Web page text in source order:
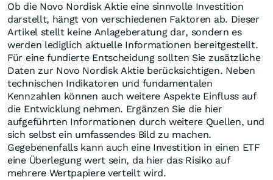
Ob die Novo Nordisk Aktie eine sinnvolle Investition
darstellt, hängt von verschiedenen Faktoren ab. Dieser
Artikel stellt keine Anlageberatung dar, sondern es
werden lediglich aktuelle Informationen bereitgestellt.
Für eine fundierte Entscheidung sollten Sie zusätzliche
Daten zur Novo Nordisk Aktie berücksichtigen. Neben
technischen Indikatoren und fundamentalen
Kennzahlen können auch weitere Aspekte Einfluss auf
die Entwicklung nehmen. Ergänzen Sie die hier
aufgeführten Informationen durch weitere Quellen, und
sich selbst ein umfassendes Bild zu machen.
Gegebenenfalls kann auch eine Investition in einen ETF
eine Überlegung wert sein, da hier das Risiko auf
mehrere Wertpapiere verteilt wird.